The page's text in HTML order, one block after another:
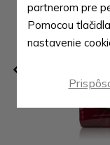
partnerom pre
Pomocou
nastavenie